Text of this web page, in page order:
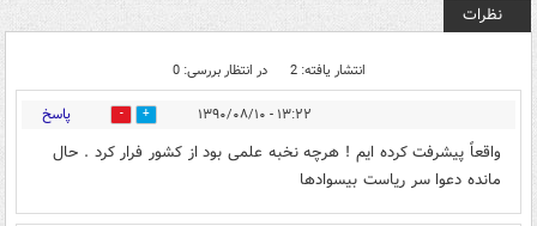
نظرات
انتشار یافته: 2 در انتظار بررسی: 0
۱۳:۲۲ - ۱۳۹۰/۰۸/۱۰ 0 پاسخ
واقعاً پیشرفت کرده ایم ! هرچه نخبه علمی بود از کشور فرار کرد . حال
مانده دعوا سر ریاست بیسوادها